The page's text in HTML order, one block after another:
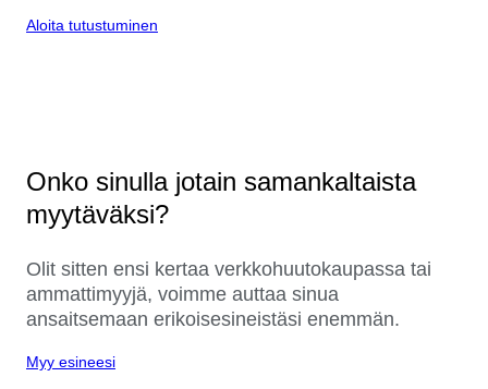
Aloita tutustuminen
Onko sinulla jotain samankaltaista
myytäväksi?
Olit sitten ensi kertaa verkkohuutokaupassa tai
ammattimyyjä, voimme auttaa sinua
ansaitsemaan erikoisesineistäsi enemmän.
Myy esineesi